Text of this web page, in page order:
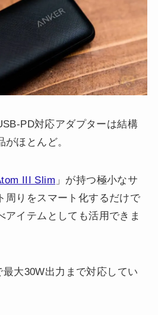
PD対応アダプターは結構
ほとんど。
III Slim 」が持つ極小なサ
周りをスマート化するだけで
アイテムとしても活用できま
大30W出力まで対応してい